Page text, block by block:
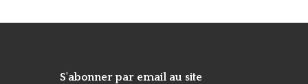
S'abonner par email au site